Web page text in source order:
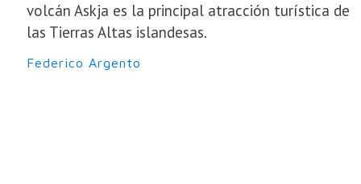
volcán Askja es la principal atracción turística de
las Tierras Altas islandesas.
Federico Argento